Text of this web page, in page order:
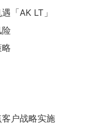
「AK LT」
户战略实施